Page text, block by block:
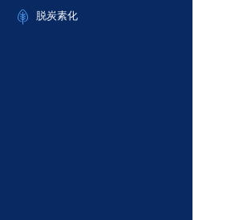
- APIリファレンス
- ITインフラストラクチャー
脱炭素化